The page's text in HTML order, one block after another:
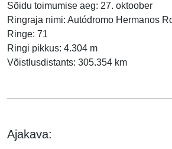
Sõidu toimumise aeg: 27. oktoober
Ringraja nimi: Autódromo Hermanos
Ringe: 71
Ringi pikkus: 4.304 m
Võistlusdistants: 305.354 km
Ajakava: